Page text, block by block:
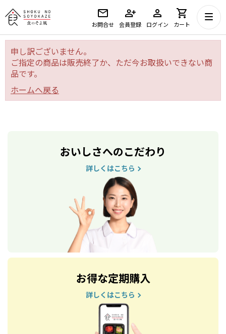
お問合せ 会員登録 ログイン カート
申し訳ございません。
ご指定の商品は販売終了か、ただ今お取扱いできない商
品です。
ホームへ戻る
おいしさへのこだわり
詳しくはこちら
お得な定期購入
詳しくはこちら